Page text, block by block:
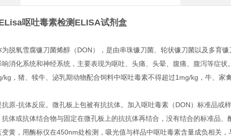
呕吐毒素检测ELISA试剂盒
脱氧雪腐镰刀菌烯醇（DON），是由串珠镰刀菌、轮状镰刀菌以及多育
消化系统和神经系统，主要表现为呕吐、头痛、头晕、腹痛、腹泻等症
kg ，猪、犊牛、泌乳期动物配合饲料中呕吐毒素不得超过1mg/kg ，牛、家
抗原-抗体反应。微孔板上包被有抗抗体。加入呕吐毒素（DON）标准品或
体或抗体结合物与固定在微孔板上的抗抗体再结合，没有结合的标准品、
黄，用酶标仪在450nm处检测，吸光值与样品中呕吐毒素含量成负相关，